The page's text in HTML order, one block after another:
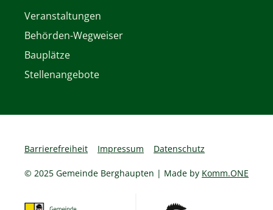
Veranstaltungen
Behörden-Wegweiser
Bauplätze
Stellenangebote
Barrierefreiheit Impressum Datenschutz
© 2025 Gemeinde Berghaupten | Made by Komm.ONE